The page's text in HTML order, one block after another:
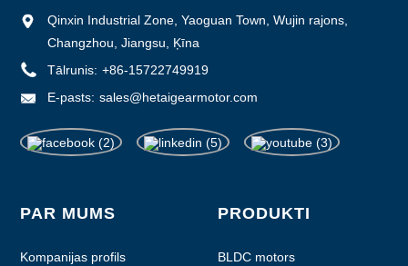
Qinxin Industrial Zone, Yaoguan Town, Wujin rajons,
Changzhou, Jiangsu, Ķīna
Tālrunis: +86-15722749919
E-pasts: sales@hetaigearmotor.com
PAR MUMS
Kompanijas profils
PRODUKTI
BLDC motors